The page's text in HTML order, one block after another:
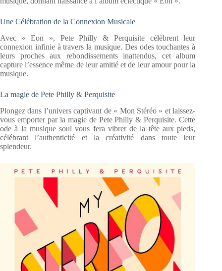
Une Célébration de la Connexion Musicale
Avec « Eon », Pete Philly & Perquisite célèbrent leur
connexion infinie à travers la musique. Des odes touchantes à
leurs proches aux rebondissements inattendus, cet album
capture l’essence même de leur amitié et de leur amour pour la
musique.
La magie de Pete Philly & Perquisite
Plongez dans l’univers captivant de « Mon Stéréo » et laissez-
vous emporter par la magie de Pete Philly & Perquisite. Cette
ode à la musique soul vous fera vibrer de la tête aux pieds,
célébrant l’authenticité et la créativité dans toute leur
splendeur.